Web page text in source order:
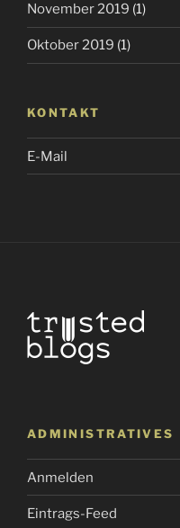
November 2019 (1)
Oktober 2019 (1)
KONTAKT
E-Mail
ADMINISTRATIVES
Anmelden
Eintrags-Feed